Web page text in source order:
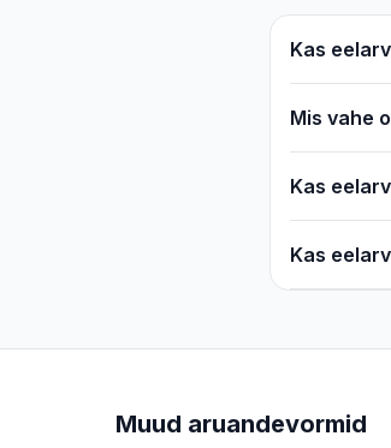
Kas
Mis vahe
Kas
Kas
Muud aruandevormid